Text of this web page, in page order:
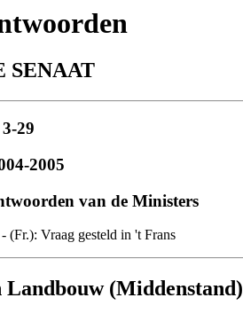
SENAAT
29
2005
van de Ministers
(Fr.): Vraag gesteld in 't Frans
(Middenstand)